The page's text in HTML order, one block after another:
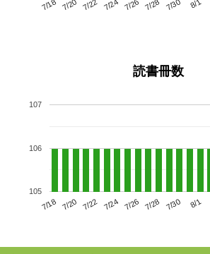
7/18 7/20 7/22 7/24 7/26 7/28 7/30 8/1
読書冊数
7/18 7/20 7/22 7/24 7/26 7/28 7/30 8/1
105
106
107